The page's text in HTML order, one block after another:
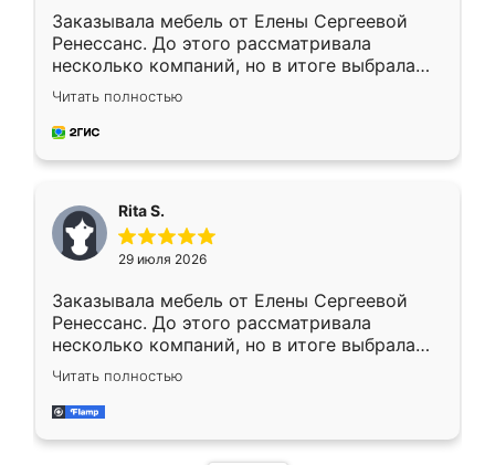
Заказывала мебель от Елены Сергеевой
Ренессанс. До этого рассматривала
несколько компаний, но в итоге выбрала
эту. Сначала обговорили условия, потом
приехал замерщик, всё спокойно объяснил
и снял размеры. Изготовили в срок, с
каких-либо доработок. Качеством осталась
довольна, все выглядит так, как и ожидала.
Читать полностью
Rita S.
29 июля 2026
Заказывала мебель от Елены Сергеевой
Ренессанс. До этого рассматривала
несколько компаний, но в итоге выбрала
эту. Сначала обговорили условия, потом
приехал замерщик, всё спокойно объяснил
и снял размеры. Изготовили в срок, с
Читать полностью